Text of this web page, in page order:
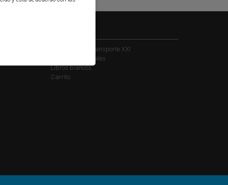
Suscribirse a Transporte XXI
Informes sectoriales
Libros blancos
Carrito